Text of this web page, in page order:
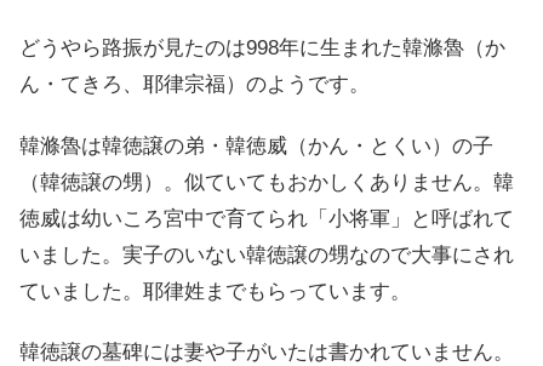
どうやら路振が見たのは998年に生まれた韓滌魯（か
ん・てきろ、耶律宗福）のようです。
韓滌魯は韓徳譲の弟・韓徳威（かん・とくい）の子
（韓徳譲の甥）。似ていてもおかしくありません。韓
徳威は幼いころ宮中で育てられ「小将軍」と呼ばれて
いました。実子のいない韓徳譲の甥なので大事にされ
ていました。耶律姓までもらっています。
韓徳譲の墓碑には妻や子がいたは書かれていません。